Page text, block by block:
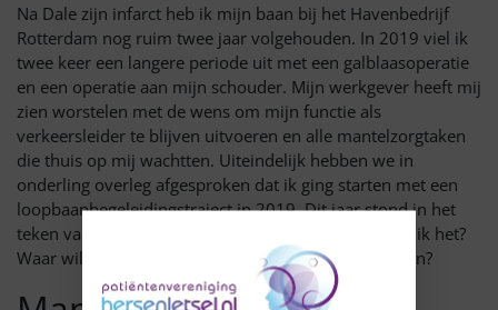
Na Dale zijn infarct heb ik mijn baan bij het Havenbedrijf
Rotterdam nog ruim twee jaar volgehouden. In 2019 viel ik
twee keer een langere periode uit met een galblaasoperatie
en een operatie aan mijn schouder. Mijn werkgever heeft mij
zien worstelen met de wens om mijn functie als
verkeersleider te blijven uitvoeren en alle mantelzorgtaken
die thuis op mij wachtten. Uiteindelijk hebben we in
onderling overleg afgesproken dat ik ging starten met een
loopbaanbegeleidingstraject in 2019. Dit jaar stond in het
teken van de vragen: wat wil ik? Wat kan ik? Hoe wil ik het?
Waar wil ik het? Wat zijn mijn kwaliteiten en valkuilen?